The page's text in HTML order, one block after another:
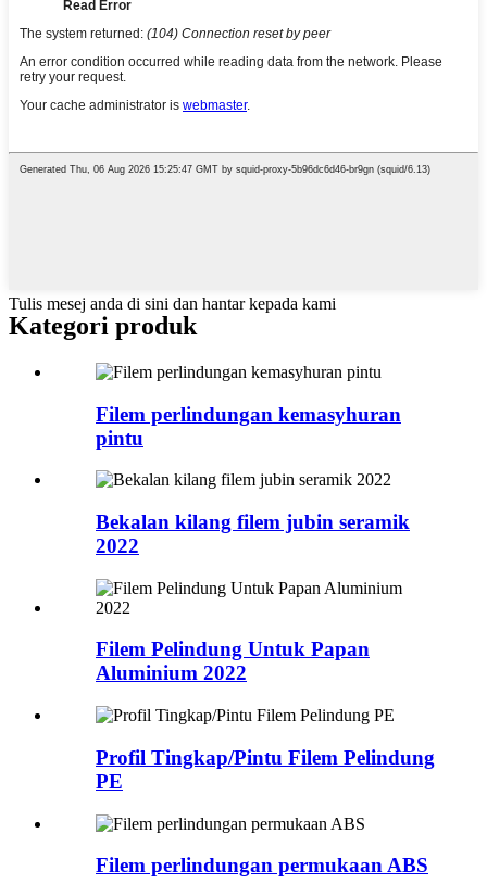
Tulis mesej anda di sini dan hantar kepada kami
Kategori produk
Filem perlindungan kemasyhuran
pintu
Bekalan kilang filem jubin seramik
2022
Filem Pelindung Untuk Papan
Aluminium 2022
Profil Tingkap/Pintu Filem Pelindung
PE
Filem perlindungan permukaan ABS